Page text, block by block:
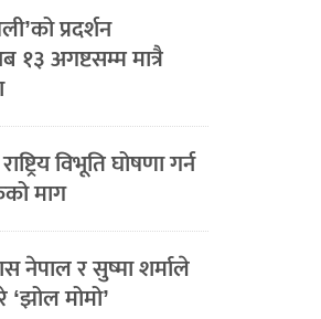
प्रदर्शन
अगष्टसम्म मात्रै
विभूति घोषणा गर्न
माग
नेपाल र सुष्मा शर्माले
मोमो’